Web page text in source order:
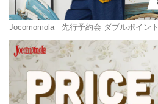
Jocomomola 先行予約会 ダブルポイント